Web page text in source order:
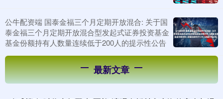
公牛配资端 国泰金福三个月定期开放混合: 关于国
泰金福三个月定期开放混合型发起式证券投资基金
基金份额持有人数量连续低于200人的提示性公告
最新文章